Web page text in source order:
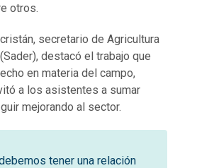
otros.
secretario de Agricultura
destacó el trabajo que
en materia del campo,
a los asistentes a sumar
mejorando al sector.
tener una relación